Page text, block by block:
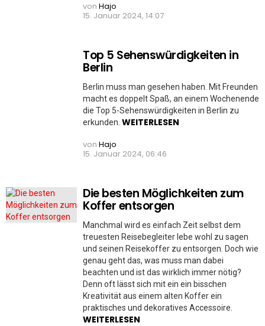
von Hajo
15. Januar 2024, 14:07
Top 5 Sehenswürdigkeiten in
Berlin
Berlin muss man gesehen haben. Mit Freunden
macht es doppelt Spaß, an einem Wochenende
die Top 5-Sehenswürdigkeiten in Berlin zu
erkunden. WEITERLESEN
von Hajo
15. Januar 2024, 06:46
Die besten Möglichkeiten zum
Koffer entsorgen
Manchmal wird es einfach Zeit selbst dem
treuesten Reisebegleiter lebe wohl zu sagen
und seinen Reisekoffer zu entsorgen. Doch wie
genau geht das, was muss man dabei
beachten und ist das wirklich immer nötig?
Denn oft lässt sich mit ein ein bisschen
Kreativität aus einem alten Koffer ein
praktisches und dekoratives Accessoire.
WEITERLESEN